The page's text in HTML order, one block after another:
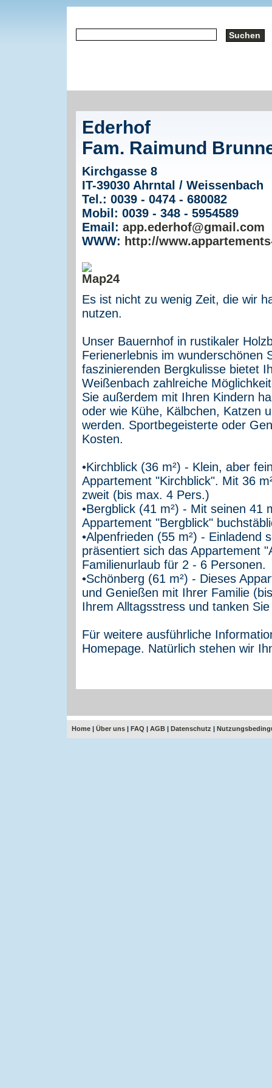
Ederhof
Fam. Raimund
Kirchgasse 8
IT-39030 Ahrntal / Weissenbach
Tel.: 0039 - 0474 - 680082
Mobil: 0039 - 348 - 5954589
Email: app.ederhof@gmail.com
WWW: http://
Es ist nicht zu wenig Zeit, die wir
nutzen.
Unser Bauernhof in rustikaler
Ferienerlebnis im wunderschönen
faszinierenden Bergkulisse bietet
Weißenbach zahlreiche
Sie außerdem mit Ihren Kindern
oder wie Kühe, Kälbchen, Katzen
werden. Sportbegeisterte oder
Kosten.
•Kirchblick (36 m²) - Klein, aber
Appartement "Kirchblick". Mit 36
zweit (bis max. 4 Pers.)
•Bergblick (41 m²) - Mit seinen 41
Appartement "Bergblick"
•Alpenfrieden (55 m²) - Einladend
präsentiert sich das Appartement
Familienurlaub für 2 - 6 Personen.
•Schönberg (61 m²) - Dieses
und Genießen mit Ihrer Familie
Ihrem Alltagsstress und tanken
Für weitere ausführliche
Homepage. Natürlich stehen wir
Home | Über uns | FAQ | AGB | Datenschutz |